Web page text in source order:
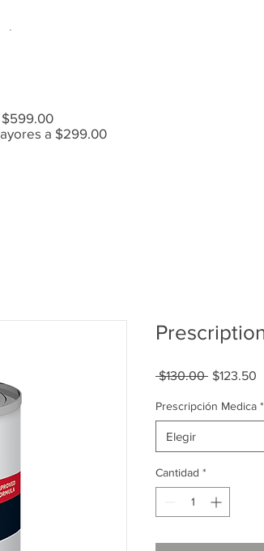
$599.00
a $299.00
$130.00 Precio
$123.50
Prescripción Medica *
Elegir
Cantidad *